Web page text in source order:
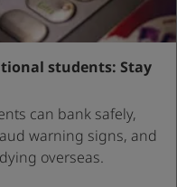
students: Stay
can bank safely,
warning signs, and
overseas.